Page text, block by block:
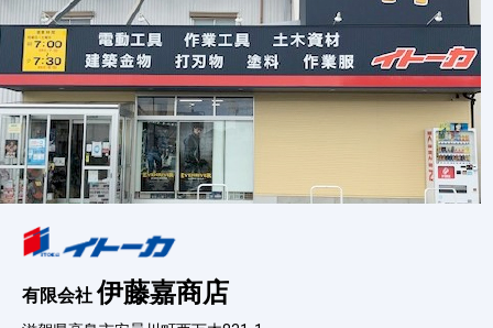
有限会社伊藤嘉商店